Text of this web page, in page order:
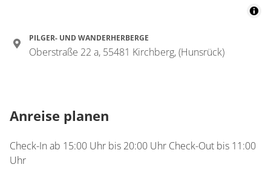
PILGER- UND WANDERHERBERGE
Oberstraße 22 a, 55481 Kirchberg, (Hunsrück)
Anreise planen
Check-In ab 15:00 Uhr bis 20:00 Uhr Check-Out bis 11:00
Uhr